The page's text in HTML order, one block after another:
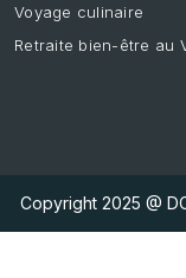
Voyage culinaire
Retraite bien-être au
Copyright 2025 @